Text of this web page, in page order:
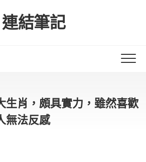
連結筆記
生肖，頗具實力，雖然喜歡
無法反感